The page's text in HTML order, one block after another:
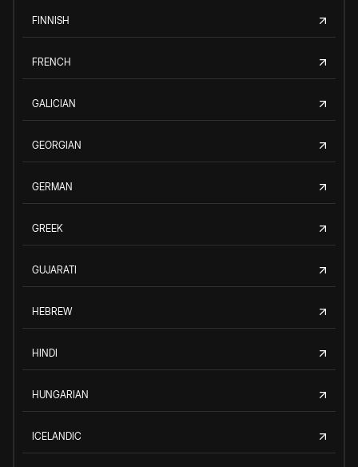
FINNISH
FRENCH
GALICIAN
GEORGIAN
GERMAN
GREEK
GUJARATI
HEBREW
HINDI
HUNGARIAN
ICELANDIC